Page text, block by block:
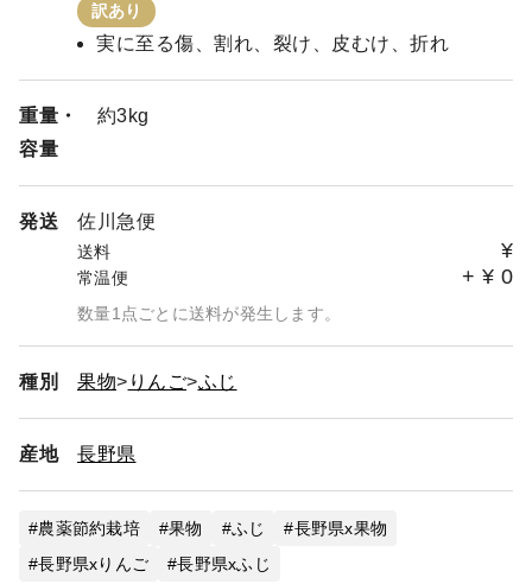
訳あり
実に至る傷、割れ、裂け、皮むけ、折れ
重量・
容量
約3kg
発送 佐川急便
送料 ¥
常温便 + ¥ 0
数量1点ごとに送料が発生します。
種別 果物 りんご ふじ
産地 長野県
農薬節約栽培 果物 ふじ
長野県x果物
長野県xりんご
長野県xふじ